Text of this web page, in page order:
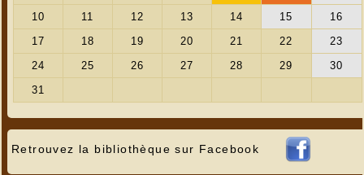
Retrouvez la bibliothèque sur Facebook